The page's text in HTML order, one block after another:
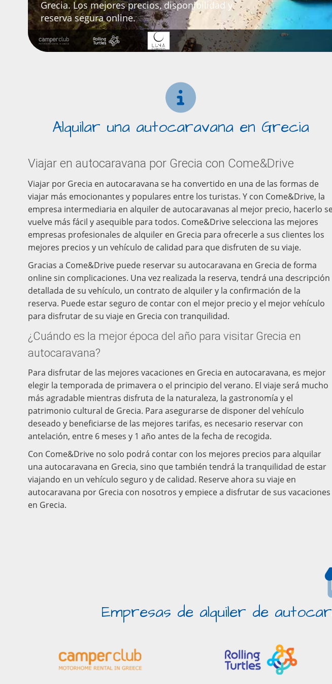
Grecia. Los mejores precios, disponibilidad y
reserva segura online.
Alquilar una autocaravana en Grecia
Viajar en autocaravana por Grecia con Come&Drive
Viajar por Grecia en autocaravana se ha convertido en una de las formas de
viajar más emocionantes y populares entre los turistas. Y con Come&Drive, la
empresa intermediaria en alquiler de autocaravanas al mejor precio, hacerlo
vuelve más fácil y asequible para todos. Come&Drive selecciona las mejores
empresas profesionales de alquiler en Grecia para ofrecerle a sus clientes los
mejores precios y un vehículo de calidad para que disfruten de su viaje.
Gracias a Come&Drive puede reservar su autocaravana en Grecia de forma
online sin complicaciones. Una vez realizada la reserva, tendrá una descripción
detallada de su vehículo, un contrato de alquiler y la confirmación de la
reserva. Puede estar seguro de contar con el mejor precio y el mejor vehículo
para disfrutar de su viaje en Grecia con tranquilidad.
¿Cuándo es la mejor época del año para visitar Grecia en
autocaravana?
Para disfrutar de las mejores vacaciones en Grecia en autocaravana, es mejor
elegir la temporada de primavera o el principio del verano. El viaje será mucho
más agradable mientras disfruta de la naturaleza, la gastronomía y el
patrimonio cultural de Grecia. Para asegurarse de disponer del vehículo
deseado y beneficiarse de las mejores tarifas, es necesario reservar con
antelación, entre 6 meses y 1 año antes de la fecha de recogida.
Con Come&Drive no solo podrá contar con los mejores precios para alquilar
una autocaravana en Grecia, sino que también tendrá la tranquilidad de estar
viajando en un vehículo seguro y de calidad. Reserve ahora su viaje en
autocaravana por Grecia con nosotros y empiece a disfrutar de sus vacaciones
en Grecia.
Empresas de alquiler de